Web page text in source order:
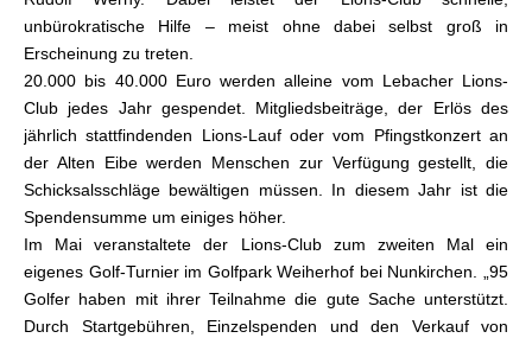
unbürokratische Hilfe – meist ohne dabei selbst groß in
Erscheinung zu treten.
20.000 bis 40.000 Euro werden alleine vom Lebacher Lions-
Club jedes Jahr gespendet. Mitgliedsbeiträge, der Erlös des
jährlich stattfindenden Lions-Lauf oder vom Pfingstkonzert an
der Alten Eibe werden Menschen zur Verfügung gestellt, die
Schicksalsschläge bewältigen müssen. In diesem Jahr ist die
Spendensumme um einiges höher.
Im Mai veranstaltete der Lions-Club zum zweiten Mal ein
eigenes Golf-Turnier im Golfpark Weiherhof bei Nunkirchen. „95
Golfer haben mit ihrer Teilnahme die gute Sache unterstützt.
Durch Startgebühren, Einzelspenden und den Verkauf von